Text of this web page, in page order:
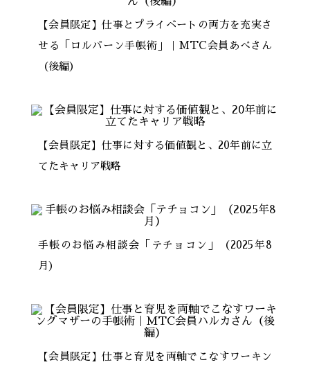
【会員限定】仕事とプライベートの両方を充実さ
せる「ロルバーン手帳術」｜MTC会員あべさん
（後編）
【会員限定】仕事に対する価値観と、20年前に立
てたキャリア戦略
手帳のお悩み相談会「テチョコン」（2025年8
月）
【会員限定】仕事と育児を両軸でこなすワーキン